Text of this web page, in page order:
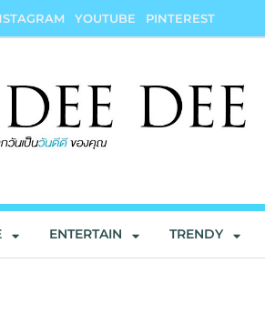
YOUTUBE PINTEREST
ENTERTAIN TRENDY